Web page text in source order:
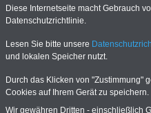
Meldung
Diese Internetseite macht Gebrauch
Datenschutzrichtlinie.
Lesen Sie bitte unsere
und lokalen Speicher nutzt.
Durch das Klicken von "Zustimmung"
Cookies auf Ihrem Gerät zu speichern.
Wir gewähren Dritten - einschließlich